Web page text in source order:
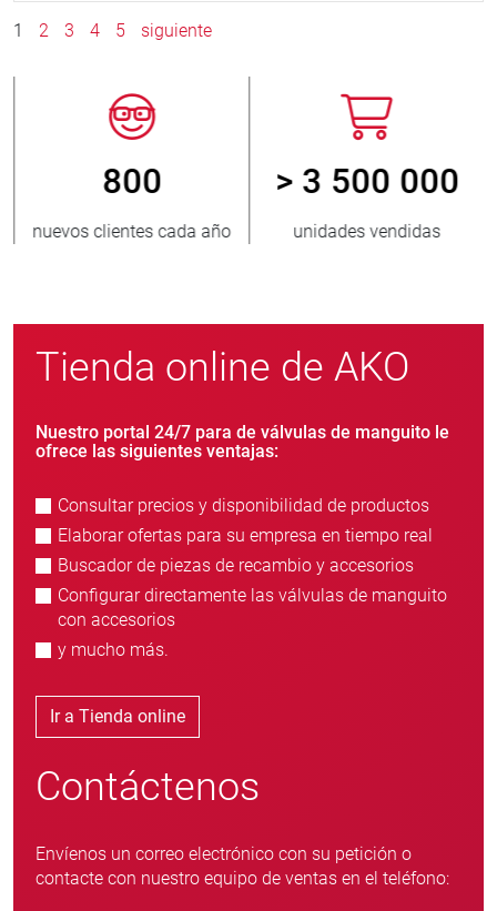
1 2 3 4 5 siguiente
800
nuevos clientes cada año
> 3 500 000
unidades vendidas
Tienda online de AKO
Nuestro portal 24/7 para de válvulas de manguito le
ofrece las siguientes ventajas:
Consultar precios y disponibilidad de productos
Elaborar ofertas para su empresa en tiempo real
Buscador de piezas de recambio y accesorios
Configurar directamente las válvulas de manguito
con accesorios
y mucho más.
Ir a Tienda online
Contáctenos
Envíenos un correo electrónico con su petición o
contacte con nuestro equipo de ventas en el teléfono: